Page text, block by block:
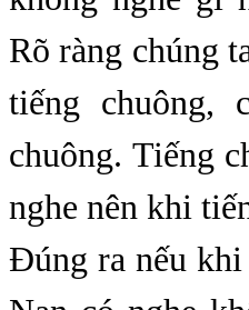
Rõ ràng chúng
tiếng chuông,
chuông. Tiếng
nghe nên khi
Đúng ra nếu